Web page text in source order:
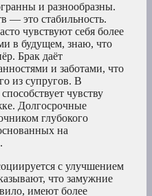
и разнообразны.
— это стабильность.
чувствуют себя более
в будущем, знаю, что
Брак даёт
и заботами, что
из супругов. В
чувству
Долгосрочные
глубокого
на
с улучшением
что замужние
имеют более